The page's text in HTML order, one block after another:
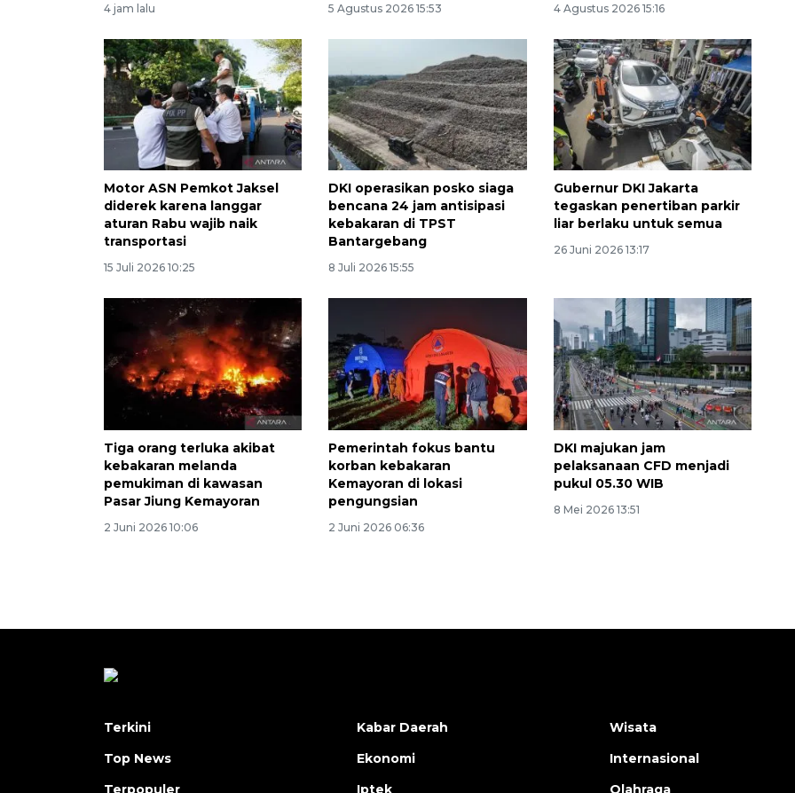
4 jam lalu 5 Agustus 2026 15:53 4 Agustus 2026 15:16
Motor ASN Pemkot Jaksel
diderek karena langgar
aturan Rabu wajib naik
transportasi
15 Juli 2026 10:25
DKI operasikan posko siaga
bencana 24 jam antisipasi
kebakaran di TPST
Bantargebang
8 Juli 2026 15:55
Gubernur DKI Jakarta
tegaskan penertiban parkir
liar berlaku untuk semua
26 Juni 2026 13:17
Tiga orang terluka akibat
kebakaran melanda
pemukiman di kawasan
Pasar Jiung Kemayoran
2 Juni 2026 10:06
Pemerintah fokus bantu
korban kebakaran
Kemayoran di lokasi
pengungsian
2 Juni 2026 06:36
DKI majukan jam
pelaksanaan CFD menjadi
pukul 05.30 WIB
8 Mei 2026 13:51
Vaksin HPV untuk siswa laki-
laki
2026-08-06 06:30:00
Terkini
Top News
Terpopuler
Kabar Daerah
Ekonomi
Iptek
Wisata
Internasional
Olahraga